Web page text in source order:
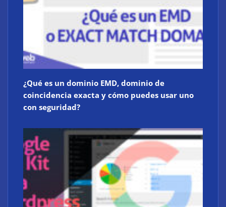
¿Qué es un dominio EMD, dominio de
coincidencia exacta y cómo puedes usar uno
con seguridad?